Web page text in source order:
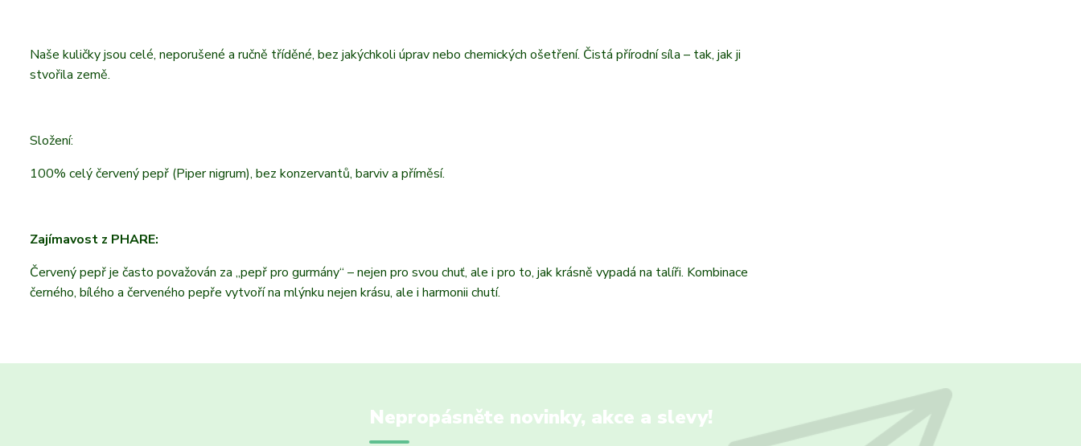
Naše kuličky jsou celé, neporušené a ručně tříděné, bez jakýchkoli úprav nebo chemických ošetření. Čistá přírodní síla – tak, jak ji
stvořila země.
Složení:
100% celý červený pepř (Piper nigrum), bez konzervantů, barviv a příměsí.
Zajímavost z PHARE:
Červený pepř je často považován za „pepř pro gurmány“ – nejen pro svou chuť, ale i pro to, jak krásně vypadá na talíři. Kombinace
černého, bílého a červeného pepře vytvoří na mlýnku nejen krásu, ale i harmonii chutí.
Nepropásněte novinky, akce a slevy!